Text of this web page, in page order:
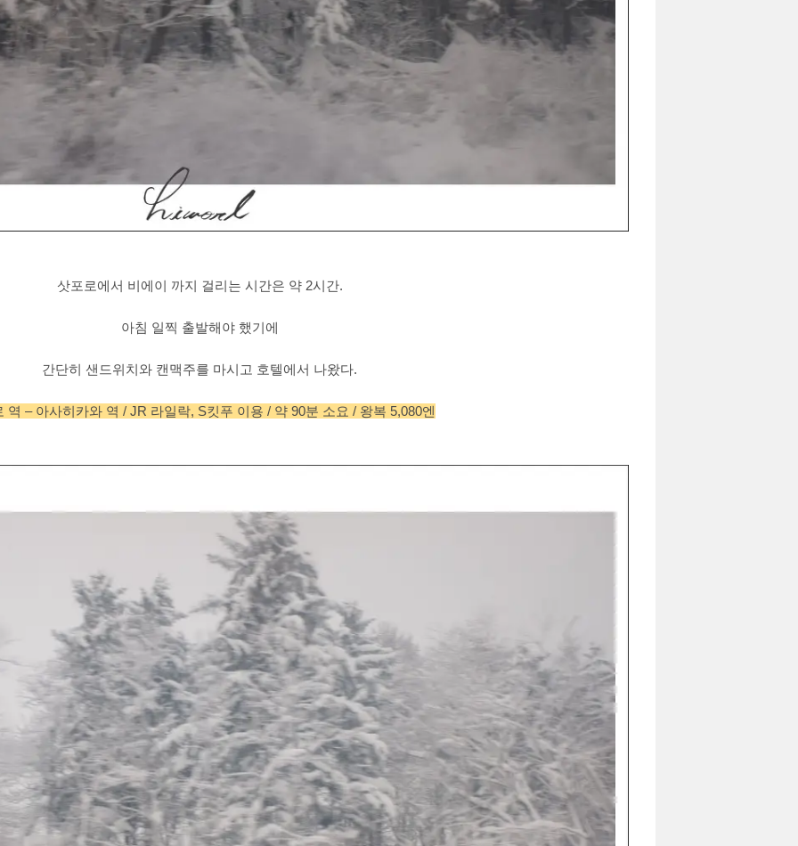
삿포로에서 비에이 까지 걸리는 시간은 약 2시간.
아침 일찍 출발해야 했기에
간단히 샌드위치와 캔맥주를 마시고 호텔에서 나왔다.
역 – 아사히카와 역 / JR 라일락, S킷푸 이용 / 약 90분 소요 / 왕복 5,080엔